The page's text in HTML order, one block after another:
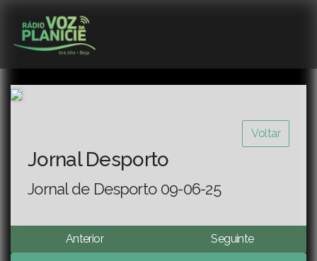
Voltar
Jornal Desporto
Jornal de Desporto 09-06-25
Anterior Seguinte